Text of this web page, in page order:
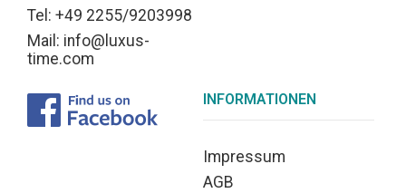
Tel: +49 2255/9203998
Mail: info@luxus-
time.com
INFORMATIONEN
Impressum
AGB